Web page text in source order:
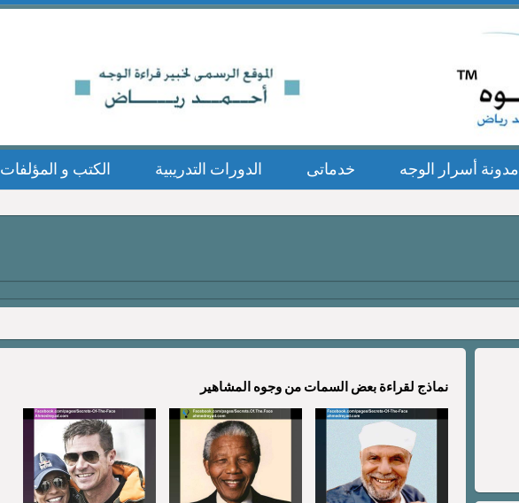
مدونة أسرار الوجه خدماتى الدورات التدريبية الكتب و المؤلفات
نماذج لقراءة بعض السمات من وجوه المشاهير